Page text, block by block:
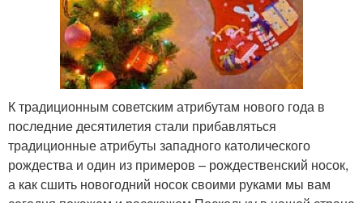
К традиционным советским атрибутам нового года в
последние десятилетия стали прибавляться
традиционные атрибуты западного католического
рождества и один из примеров – рождественский носок,
а как сшить новогодний носок своими руками мы вам